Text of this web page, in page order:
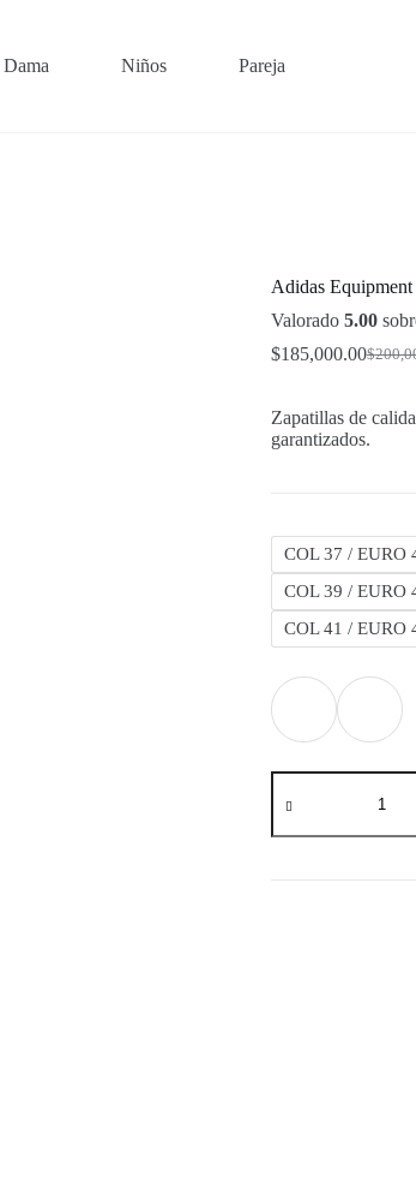
Dama Niños Pareja
Adidas Equipment
Valorado 5.00
$
was:
$185,000.00Current
Zapatillas de
garantizados.
COL 37 / EURO
COL 39 / EURO
COL 41 / EURO
Adidas
Equipment